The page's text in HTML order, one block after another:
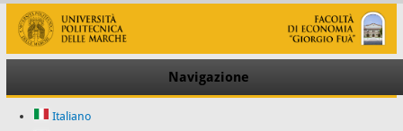
Navigazione
Italiano